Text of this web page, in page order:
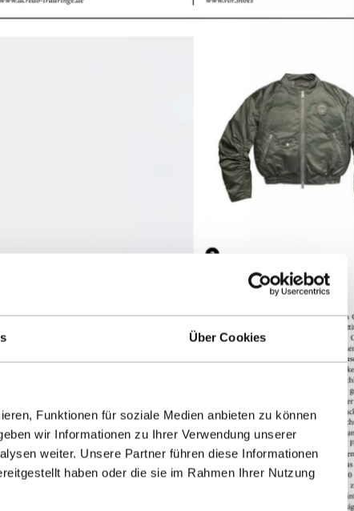
Über Cookies
Funktionen für soziale Medien anbieten zu können
wir Informationen zu Ihrer Verwendung unserer
weiter. Unsere Partner führen diese Informationen
haben oder die sie im Rahmen Ihrer Nutzung